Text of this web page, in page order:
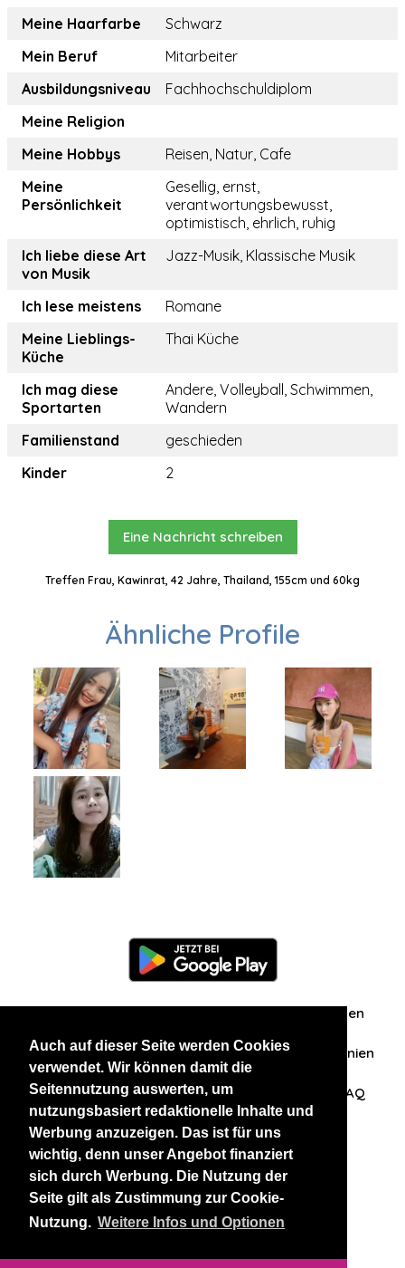
Auch auf dieser Seite werden Cookies
verwendet. Wir können damit die
Seitennutzung auswerten, um
nutzungsbasiert redaktionelle Inhalte und
Werbung anzuzeigen. Das ist für uns
wichtig, denn unser Angebot finanziert
sich durch Werbung. Die Nutzung der
Seite gilt als Zustimmung zur Cookie-
Nutzung. Weitere Infos und Optionen
Meine Haarfarbe
Schwarz
Mein Beruf
Mitarbeiter
Ausbildungsniveau
Fachhochschuldiplom
Meine Religion
Meine Hobbys
Reisen, Natur, Cafe
Meine
Persönlichkeit
Gesellig, ernst,
verantwortungsbewusst,
optimistisch, ehrlich, ruhig
Ich liebe diese Art
von Musik
Jazz-Musik, Klassische Musik
Ich lese meistens
Romane
Meine Lieblings-
Küche
Thai Küche
Ich mag diese
Sportarten
Andere, Volleyball, Schwimmen,
Wandern
Familienstand
geschieden
Kinder
2
Eine Nachricht schreiben
Treffen Frau, Kawinrat, 42 Jahre, Thailand, 155cm und 60kg
Ähnliche Profile
Zuschriften/Erfahrungen
Datenschutzerklärung AGB Datenschutzrichtlinien
Nehmen Sie Kontakt mit uns auf FAQ
Unsere anderen Websites
BlackAndBeauties RussianKisses